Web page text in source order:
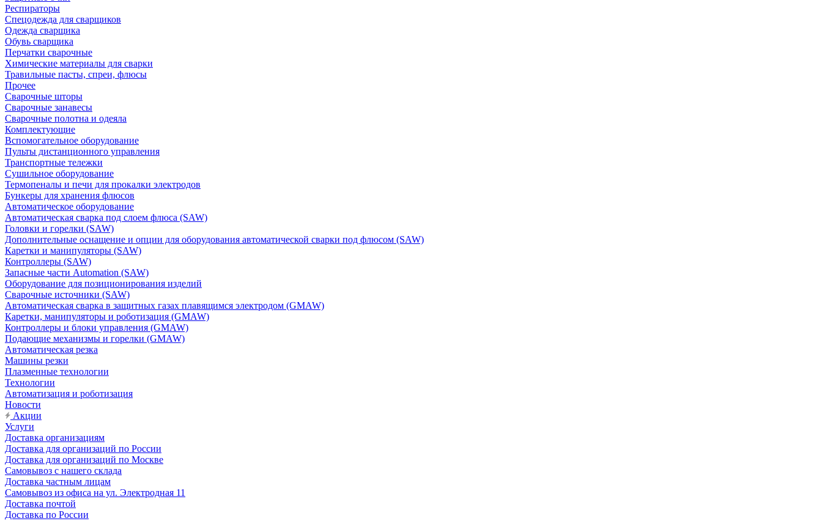
Респираторы
Спецодежда для сварщиков
Одежда сварщика
Обувь сварщика
Перчатки сварочные
Химические материалы для сварки
Травильные пасты, спреи, флюсы
Прочее
Сварочные шторы
Сварочные занавесы
Сварочные полотна и одеяла
Комплектующие
Вспомогательное оборудование
Пульты дистанционного управления
Транспортные тележки
Сушильное оборудование
Термопеналы и печи для прокалки электродов
Бункеры для хранения флюсов
Автоматическое оборудование
Автоматическая сварка под слоем флюса (SAW)
Головки и горелки (SAW)
Дополнительные оснащение и опции для оборудования автоматической сварки под флюсом (SAW)
Каретки и манипуляторы (SAW)
Контроллеры (SAW)
Запасные части Automation (SAW)
Оборудование для позиционирования изделий
Сварочные источники (SAW)
Автоматическая сварка в защитных газах плавящимся электродом (GMAW)
Каретки, манипуляторы и роботизация (GMAW)
Контроллеры и блоки управления (GMAW)
Подающие механизмы и горелки (GMAW)
Автоматическая резка
Машины резки
Плазменные технологии
Технологии
Автоматизация и роботизация
Новости
Акции
Услуги
Доставка организациям
Доставка для организаций по России
Доставка для организаций по Москве
Самовывоз с нашего склада
Доставка частным лицам
Самовывоз из офиса на ул. Электродная 11
Доставка почтой
Доставка по России